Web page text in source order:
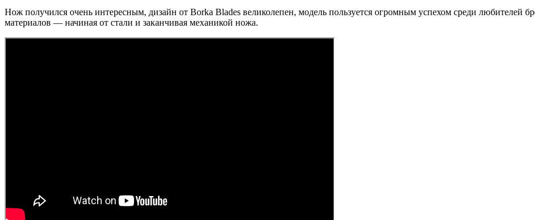
Нож получился очень интересным, дизайн от Borka Blades великолепен, модель пользуется огромным успехом среди любителей
материалов — начиная от стали и заканчивая механикой ножа.